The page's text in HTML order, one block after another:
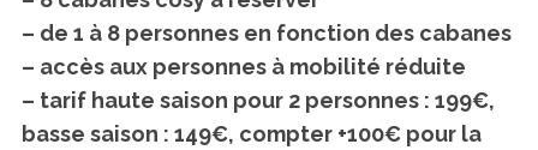
– de 1 à 8 personnes en fonction des cabanes
– accès aux personnes à mobilité réduite
– tarif haute saison pour 2 personnes : 199€,
basse saison : 149€, compter +100€ pour la